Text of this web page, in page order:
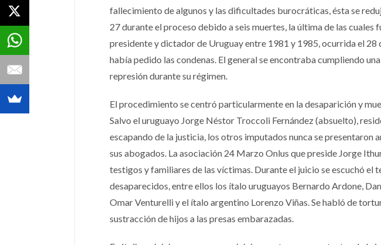
fallecimiento de algunos y las dificultades burocráticas, ésta se
27 durante el proceso debido a seis muertes, la última de las
presidente y dictador de Uruguay entre 1981 y 1985, ocurrida el
había pedido las condenas. El general se encontraba cumpliendo
represión durante su régimen.
El procedimiento se centró particularmente en la desaparición y
Salvo el uruguayo Jorge Néstor Troccoli Fernández (absuelto),
escapando de la justicia, los otros imputados nunca se
sus abogados. La asociación 24 Marzo Onlus que preside Jorge
testigos y familiares de las víctimas. Durante el juicio se escuchó
desaparecidos, entre ellos los ítalo uruguayos Bernardo Ardone,
Omar Venturelli y el ítalo argentino Lorenzo Viñas. Se habló de
sustracción de hijos a las presas embarazadas.